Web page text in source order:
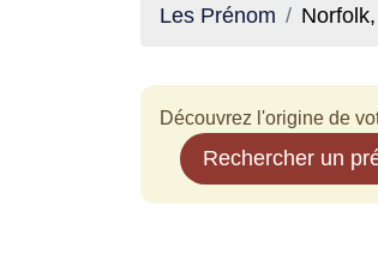
Les Prénom
Découvrez l'origine de
Rechercher un